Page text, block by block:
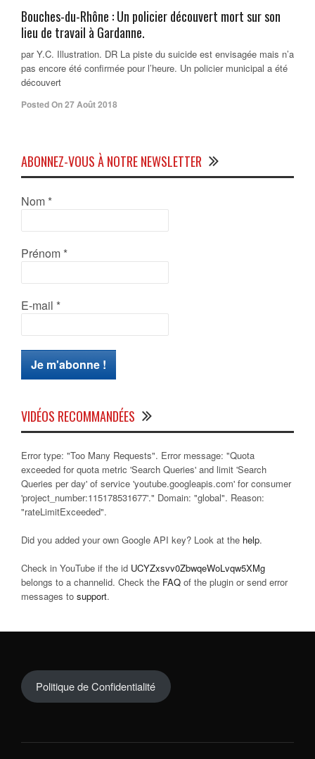
Bouches-du-Rhône : Un policier découvert mort sur son
lieu de travail à Gardanne.
par Y.C. Illustration. DR La piste du suicide est envisagée mais n’a
pas encore été confirmée pour l’heure. Un policier municipal a été
découvert
Posted On 27 Août 2018
ABONNEZ-VOUS À NOTRE NEWSLETTER
Nom *
Prénom *
E-mail *
VIDÉOS RECOMMANDÉES
Error type: "Too Many Requests". Error message: "Quota
exceeded for quota metric 'Search Queries' and limit 'Search
Queries per day' of service 'youtube.googleapis.com' for consumer
'project_number:115178531677'." Domain: "global". Reason:
"rateLimitExceeded".
Did you added your own Google API key? Look at the help.
Check in YouTube if the id UCYZxsvv0ZbwqeWoLvqw5XMg
belongs to a channelid. Check the FAQ of the plugin or send error
messages to support.
Politique de Confidentialité